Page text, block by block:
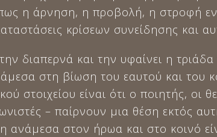
η άρνηση, η προβολή, η στροφή
κρίσεων συνείδησης και
διαπερνά και την υφαίνει η
στη βίωση του εαυτού και του
στοιχείου είναι ότι ο ποιητής, οι
– παίρνουν μια θέση εκτός
στον ήρωα και στο κοινό